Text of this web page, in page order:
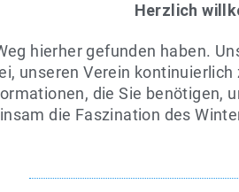
Herzlich
hierher gefunden haben.
unseren Verein
die Sie benötigen,
die Faszination des